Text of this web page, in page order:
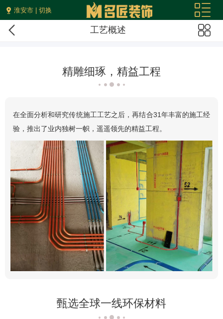
淮安市 | 切换
工艺概述
精雕细琢，精益工程
在全面分析和研究传统施工工艺之后，再结合31年丰富的施工经
验，推出了业内独树一帜，遥遥领先的精益工程。
甄选全球一线环保材料